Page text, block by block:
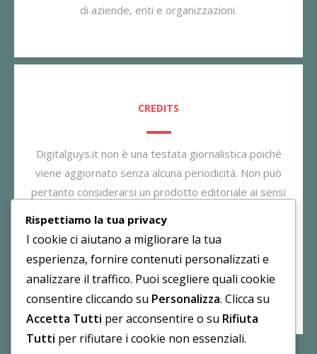
di aziende, enti e organizzazioni.
CREDITS
Digitalguys.it non è una testata giornalistica poiché
viene aggiornato senza alcuna periodicità. Non può
pertanto considerarsi un prodotto editoriale ai sensi
essere responsabile per i commenti inseriti nei post.
Eventuali commenti dei lettori, lesivi all’immagine o
all’onorabilità di persone terze non sono da attribuirsi
al gestore.
Rispettiamo la tua privacy
I cookie ci aiutano a migliorare la tua
esperienza, fornire contenuti personalizzati e
analizzare il traffico. Puoi scegliere quali cookie
consentire cliccando su Personalizza. Clicca su
Accetta Tutti per acconsentire o su Rifiuta
Tutti per rifiutare i cookie non essenziali.